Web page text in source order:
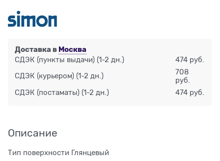
Доставка в Москва
СДЭК (пункты выдачи) (1-2 дн.) 474 руб.
СДЭК (курьером) (1-2 дн.)
708
руб.
СДЭК (постаматы) (1-2 дн.) 474 руб.
Описание
Тип поверхности Глянцевый